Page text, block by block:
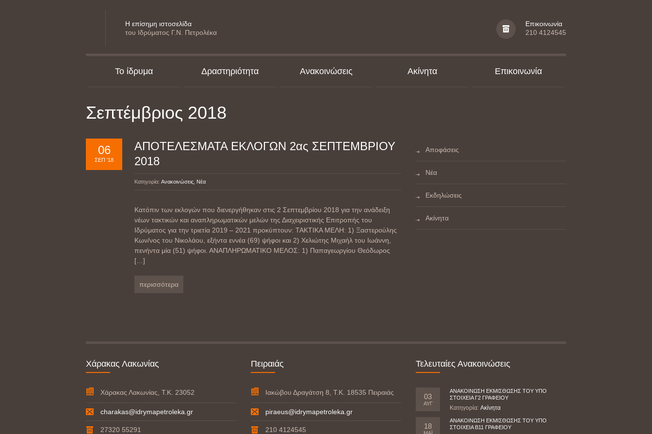
Η επίσημη ιστοσελίδα
του Ιδρύματος Γ.Ν. Πετρολέκα
Επικοινωνία
210 4124545
Το ίδρυμα Δραστηριότητα Ανακοινώσεις Ακίνητα Επικοινωνία
Σεπτέμβριος 2018
06
ΣΕΠ '18
ΑΠΟΤΕΛΕΣΜΑΤΑ ΕΚΛΟΓΩΝ 2ας ΣΕΠΤΕΜΒΡΙΟΥ
2018
Κατηγορία: Ανακοινώσεις Νέα
Κατόπιν των εκλογών που διενεργήθηκαν στις 2 Σεπτεμβρίου 2018 για την ανάδειξη
νέων τακτικών και αναπληρωματικών μελών της Διαχειριστικής Επιτροπής του
Ιδρύματος για την τριετία 2019 – 2021 προκύπτουν: ΤΑΚΤΙΚΑ ΜΕΛΗ: 1) Ξαστερούλης
Κων/νος του Νικολάου, εξήντα εννέα (69) ψήφοι και 2) Χελιώτης Μιχαήλ του Ιωάννη,
πενήντα μία (51) ψήφοι. ΑΝΑΠΛΗΡΩΜΑΤΙΚΟ ΜΕΛΟΣ: 1) Παπαγεωργίου Θεόδωρος
[…]
περισσότερα
Αποφάσεις
Νέα
Εκδηλώσεις
Ακίνητα
Χάρακας Λακωνίας
Χάρακας Λακωνίας, Τ.Κ. 23052
charakas@idrymapetroleka.gr
27320 55291
Πειραιάς
Ιακώβου Δραγάτση 8, Τ.Κ. 18535 Πειραιάς
piraeus@idrymapetroleka.gr
210 4124545
Τελευταίες Ανακοινώσεις
03
ΑΥΓ
ΑΝΑΚΟΙΝΩΣΗ ΕΚΜΙΣΘΩΣΗΣ ΤΟΥ ΥΠΟ
ΣΤΟΙΧΕΙΑ Γ2 ΓΡΑΦΕΙΟΥ
Κατηγορία: Ακίνητα
18
ΑΝΑΚΟΙΝΩΣΗ ΕΚΜΙΣΘΩΣΗΣ ΤΟΥ ΥΠΟ
ΣΤΟΙΧΕΙΑ Β11 ΓΡΑΦΕΙΟΥ